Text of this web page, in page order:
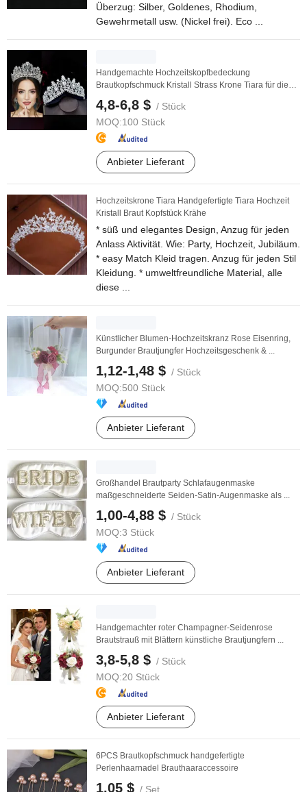
Überzug: Silber, Goldenes, Rhodium,
Gewehrmetall usw. (Nickel frei). Eco ...
Handgemachte Hochzeitskopfbedeckung
Brautkopfschmuck Kristall Strass Krone Tiara für die
4,8-6,8 $ / Stück
MOQ:100 Stück
Anbieter Lieferant
Hochzeitskrone Tiara Handgefertigte Tiara Hochzeit
Kristall Braut Kopfstück Krähe
* süß und elegantes Design, Anzug für jeden
Anlass Aktivität. Wie: Party, Hochzeit, Jubiläum.
* easy Match Kleid tragen. Anzug für jeden Stil
Kleidung. * umweltfreundliche Material, alle
diese ...
Künstlicher Blumen-Hochzeitskranz Rose Eisenring,
Burgunder Brautjungfer Hochzeitsgeschenk & ...
1,12-1,48 $ / Stück
MOQ:500 Stück
Anbieter Lieferant
Großhandel Brautparty Schlafaugenmaske
maßgeschneiderte Seiden-Satin-Augenmaske als ...
1,00-4,88 $ / Stück
MOQ:3 Stück
Anbieter Lieferant
Handgemachter roter Champagner-Seidenrose
Brautstrauß mit Blättern künstliche Brautjungfern ...
3,8-5,8 $ / Stück
MOQ:20 Stück
Anbieter Lieferant
6PCS Brautkopfschmuck handgefertigte
Perlenhaarnadel Brauthaaraccessoire
1,05 $ / Set